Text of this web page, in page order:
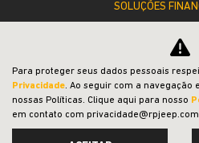
SOLUÇÕES
PÓS-
POLÍTICA DE
Para proteger seus dados pessoais
Privacidade. Ao seguir com a navegação
nossas Políticas. Clique aqui para nosso
em contato com